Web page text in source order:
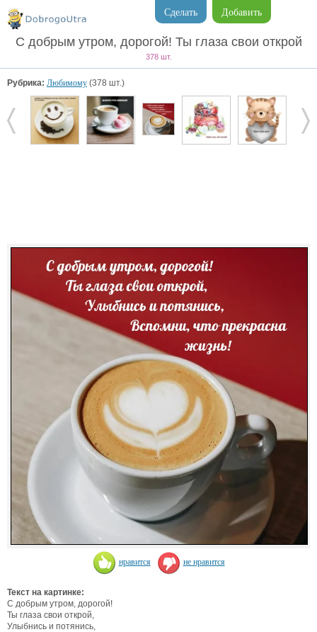
Добавить
Сделать
С добрым утром, дорогой! Ты глаза свои открой
378 шт.
Рубрика: Любимому (378 шт.)
нравится не нравится
Текст на картинке:
С добрым утром, дорогой!
Ты глаза свои открой,
Улыбнись и потянись,